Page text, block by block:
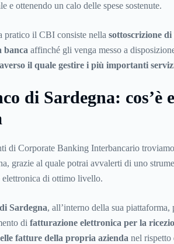
e ottenendo un calo delle spese sostenute.
pratico il CBI consiste nella sottoscrizione
banca affinché gli venga messo a
il quale gestire i più importanti
di Sardegna: cos’è
di Corporate Banking Interbancario
grazie al quale potrai avvalerti di uno
elettronica di ottimo livello.
Sardegna, all’interno della sua piattaforma,
di fatturazione elettronica per la
fatture della propria azienda nel rispetto